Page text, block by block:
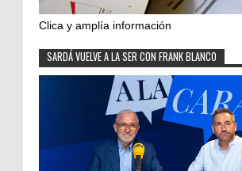
Clica y amplía información
SARDÁ VUELVE A LA SER CON FRANK BLANCO